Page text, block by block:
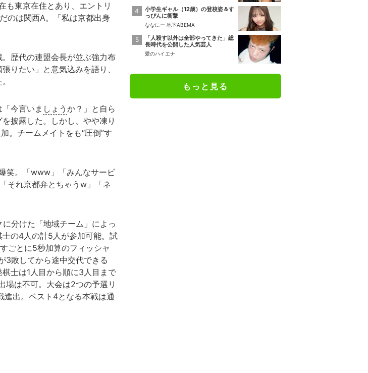
も東京在住とあり、エントリ
のは関西A。「私は京都出身
歴代の連盟会長が並ぶ強力布
りたい」と意気込みを語り、
今言いま しょう か？」と自ら
披露した。しかし、やや凍り
。チームメイトをも“圧倒”す
笑。「www」「みんなサービ
それ京都弁とちゃうw」「ネ
分けた「地域チーム」によっ
の4人の計5人が参加可能。試
ごとに5秒加算のフィッシャ
3敗してから途中交代できる
士は1人目から順に3人目まで
場は不可。大会は2つの予選リ
出。ベスト4となる本戦は通
小学生ギャル（12歳）の登校姿＆す
っぴんに衝撃
ななにー 地下ABEMA
「人殺す以外は全部やってきた」総
長時代を公開した人気芸人
愛のハイエナ
もっと見る